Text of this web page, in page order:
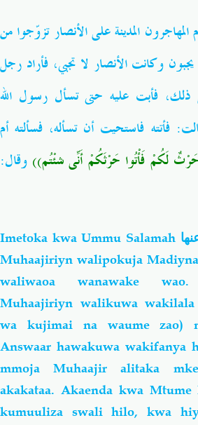
Familia-Jamii
Chemsha Bongo
Mapishi
المدينة على الأنصار تزوّجوا من
وكانت الأنصار لا تجبي، فأراد رجل
ذلك، فأبت عليه حتى تسأل رسول الله
فأتته فاستحيت أن تسأله، فسألته أم
لَكُمْ فَأْتُوا حَرْثَكُمْ أَنّى شِئْتُم)) وقال:
Imetoka kwa Ummu Salamah
Muhaajiriyn walipokuja
waliwaoa wanawake
Muhaajiriyn walikuwa
wa kujimai na waume zao)
Answaar hawakuwa wakifanya
mmoja Muhaajir alitaka
akakataa. Akaenda kwa
kumuuliza swalihilo, kwa